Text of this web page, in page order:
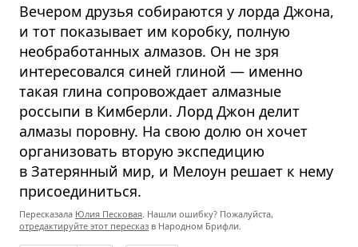
Вечером друзья собираются у лорда Джона,
и тот показывает им коробку, полную
необработанных алмазов. Он не зря
интересовался синей глиной — именно
такая глина сопровождает алмазные
россыпи в Кимберли. Лорд Джон делит
алмазы поровну. На свою долю он хочет
организовать вторую экспедицию
в Затерянный мир, и Мелоун решает к нему
присоединиться.
Пересказала Юлия Песковая . Нашли ошибку? Пожалуйста,
отредактируйте этот пересказ в Народном Брифли.